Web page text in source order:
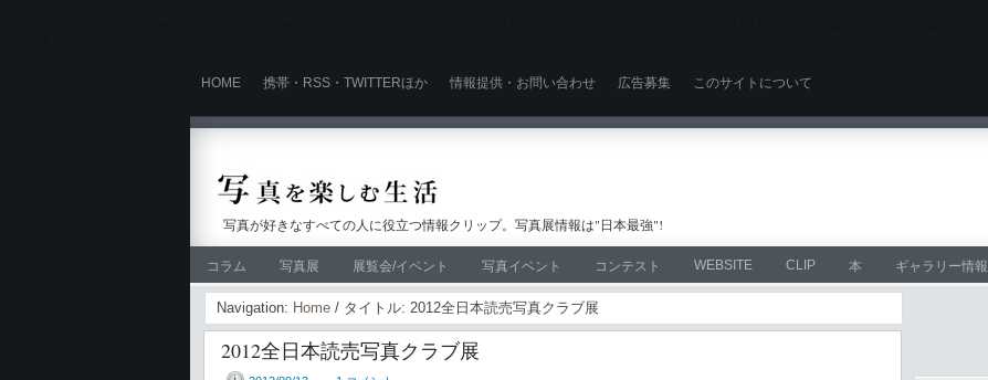
HOME 携帯・RSS・TWITTERほか 情報提供・お問い合わせ 広告募集 このサイトについて
写真が好きなすべての人に役立つ情報クリップ。写真展情報は"日本最強"!
コラム 写真展 展覧会/イベント 写真イベント コンテスト WEBSITE CLIP 本 ギャラリー情報
Navigation: Home / タイトル: 2012全日本読売写真クラブ展
2012全日本読売写真クラブ展